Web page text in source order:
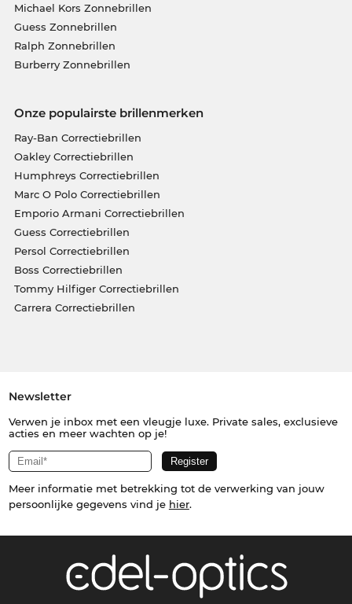
Michael Kors Zonnebrillen
Guess Zonnebrillen
Ralph Zonnebrillen
Burberry Zonnebrillen
Onze populairste brillenmerken
Ray-Ban Correctiebrillen
Oakley Correctiebrillen
Humphreys Correctiebrillen
Marc O Polo Correctiebrillen
Emporio Armani Correctiebrillen
Guess Correctiebrillen
Persol Correctiebrillen
Boss Correctiebrillen
Tommy Hilfiger Correctiebrillen
Carrera Correctiebrillen
Newsletter
Verwen je inbox met een vleugje luxe. Private sales, exclusieve
acties en meer wachten op je!
Meer informatie met betrekking tot de verwerking van jouw
persoonlijke gegevens vind je hier.